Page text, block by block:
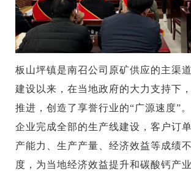
板山坪镇是南召公司原矿供应的主渠
建设以来，在当地政府的大力支持下
推进，创造了享誉行业的“广源速度”
企业完成全部的生产线建设，客户订
产能力、生产产量、经济效益等成绩
度，为当地经济效益提升和碳酸钙产